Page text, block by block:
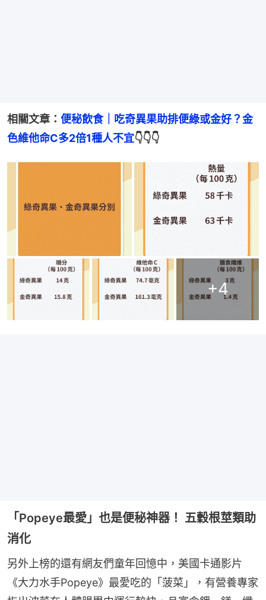
相關文章： 便秘飲食｜吃奇異果助排便綠或金好？金
色維他命C多2倍1種人不宜👇👇👇
+4
「Popeye最愛」也是便秘神器！ 五穀根莖類助
消化
另外上榜的還有網友們童年回憶中，美國卡通影片
《大力水手Popeye》最愛吃的「菠菜」，有營養專家